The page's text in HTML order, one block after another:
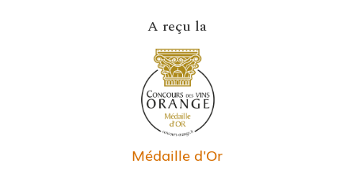
A reçu la
Médaille d'Or